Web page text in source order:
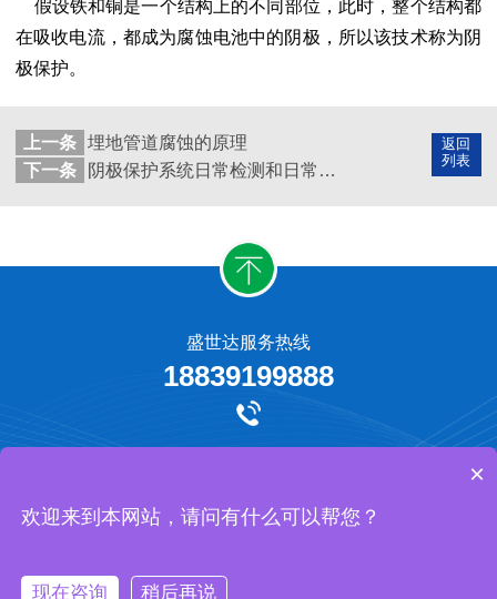
假设铁和铜是一个结构上的不同部位，此时，整个结构都
在吸收电流，都成为腐蚀电池中的阴极，所以该技术称为阴
极保护。
返回
列表
上一条 埋地管道腐蚀的原理
下一条
阴极保护系统日常检测和日常管理维护
盛世达服务热线
18839199888
https://affim.baidu.com/cps/chat?
×
欢迎来到本网站，请问有什么可以帮您？
现在咨询 稍后再说